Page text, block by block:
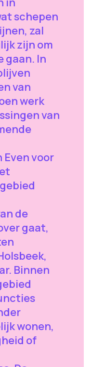
schepen
zal
zijn om
gaan. In
van
werk
van
voor
de
gaat,
Binnen
wonen,
of